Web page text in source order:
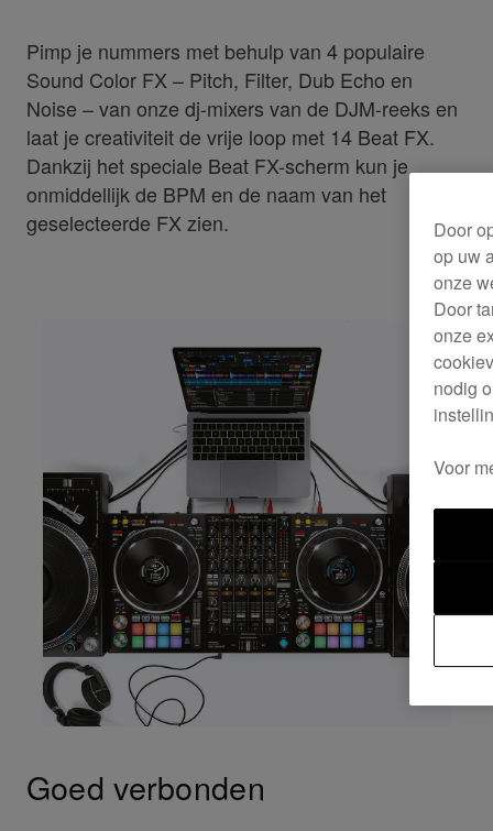
Pimp je nummers met behulp van 4 populaire
Sound Color FX – Pitch, Filter, Dub Echo en
Noise – van onze dj-mixers van de DJM-reeks en
laat je creativiteit de vrije loop met 14 Beat FX.
Dankzij het speciale Beat FX-scherm kun je
onmiddellijk de BPM en de naam van het
geselecteerde FX zien.
Goed verbonden
Door
op uw
onze
Door
onze
nodig
Voor